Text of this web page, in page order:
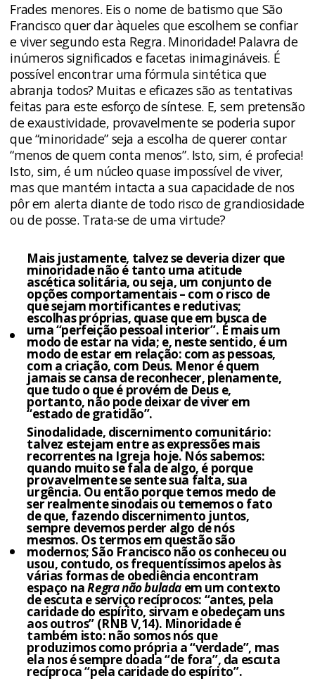
Frades menores. Eis o nome de batismo que São
Francisco quer dar àqueles que escolhem se confiar
e viver segundo esta Regra. Minoridade! Palavra de
inúmeros significados e facetas inimagináveis. É
possível encontrar uma fórmula sintética que
abranja todos? Muitas e eficazes são as tentativas
feitas para este esforço de síntese. E, sem pretensão
de exaustividade, provavelmente se poderia supor
que “minoridade” seja a escolha de querer contar
“menos de quem conta menos”. Isto, sim, é profecia!
Isto, sim, é um núcleo quase impossível de viver,
mas que mantém intacta a sua capacidade de nos
pôr em alerta diante de todo risco de grandiosidade
ou de posse. Trata-se de uma virtude?
Mais justamente, talvez se deveria dizer que
minoridade não é tanto uma atitude
ascética solitária, ou seja, um conjunto de
opções comportamentais – com o risco de
que sejam mortificantes e redutivas;
escolhas próprias, quase que em busca de
uma “perfeição pessoal interior”. É mais um
modo de estar na vida; e, neste sentido, é um
modo de estar em relação: com as pessoas,
com a criação, com Deus. Menor é quem
jamais se cansa de reconhecer, plenamente,
que tudo o que é provém de Deus e,
portanto, não pode deixar de viver em
“estado de gratidão”.
Sinodalidade, discernimento comunitário:
talvez estejam entre as expressões mais
recorrentes na Igreja hoje. Nós sabemos:
quando muito se fala de algo, é porque
provavelmente se sente sua falta, sua
urgência. Ou então porque temos medo de
ser realmente sinodais ou tememos o fato
de que, fazendo discernimento juntos,
sempre devemos perder algo de nós
mesmos. Os termos em questão são
modernos; São Francisco não os conheceu ou
usou, contudo, os frequentíssimos apelos às
várias formas de obediência encontram
espaço naRegra não bulada em um contexto
de escuta e serviço recíprocos: “antes, pela
caridade do espírito, sirvam e obedeçam uns
aos outros” (RNB V,14). Minoridade é
também isto: não somos nós que
produzimos como própria a “verdade”, mas
ela nos é sempre doada “de fora”, da escuta
recíproca “pela caridade do espírito”.